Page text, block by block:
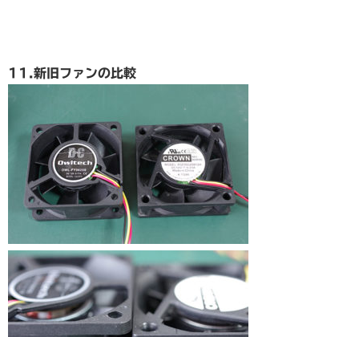
11.新旧ファンの比較